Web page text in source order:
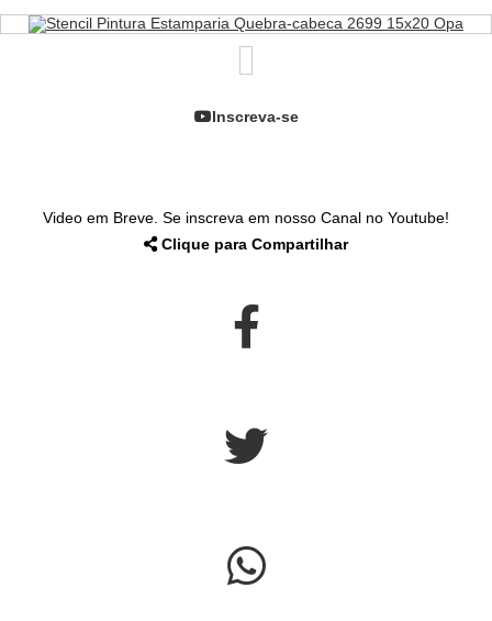
Inscreva-se
Video em Breve. Se inscreva em nosso Canal no Youtube!
Clique para Compartilhar